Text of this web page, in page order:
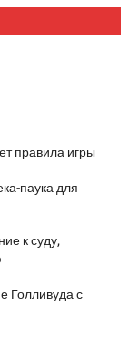
правила игры
паука для
к суду,
Голливуда с